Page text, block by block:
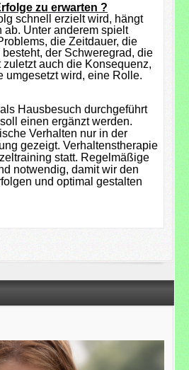
zu erwarten ?
schnell erzielt wird, hängt
ab. Unter anderem spielt
die Zeitdauer, die
der Schweregrad, die
auch die Konsequenz,
umgesetzt wird, eine Rolle.
Hausbesuch durchgeführt
einen ergänzt werden.
Verhalten nur in der
gezeigt. Verhaltenstherapie
statt. Regelmäßige
notwendig, damit wir den
und optimal gestalten